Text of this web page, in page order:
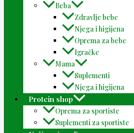
Beba
Zdravlje bebe
Njega i higijena
Oprema za bebe
Igračke
Mama
Suplementi
Njega i higijena
Protein shop
Oprema za sportiste
Suplementi za sportiste